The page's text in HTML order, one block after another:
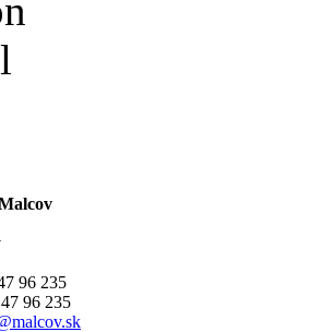
96 235
96 235